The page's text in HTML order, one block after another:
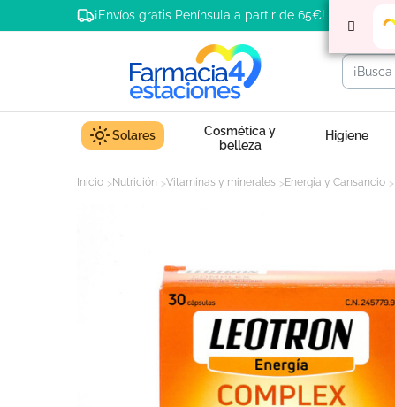
¡Envíos gratis Península a partir de 65€!
Solares
Cosmética y
belleza
Higiene
Inicio Nutrición Vitaminas y minerales Energía y Cansancio